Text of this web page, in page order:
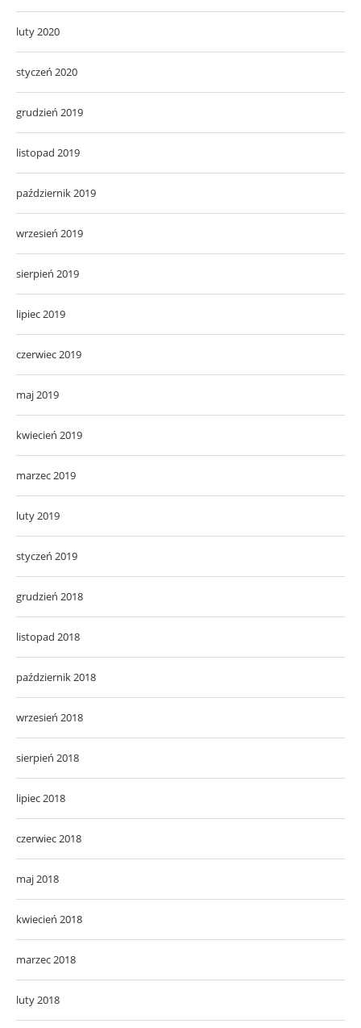
luty 2020
styczeń 2020
grudzień 2019
listopad 2019
październik 2019
wrzesień 2019
sierpień 2019
lipiec 2019
czerwiec 2019
maj 2019
kwiecień 2019
marzec 2019
luty 2019
styczeń 2019
grudzień 2018
listopad 2018
październik 2018
wrzesień 2018
sierpień 2018
lipiec 2018
czerwiec 2018
maj 2018
kwiecień 2018
marzec 2018
luty 2018